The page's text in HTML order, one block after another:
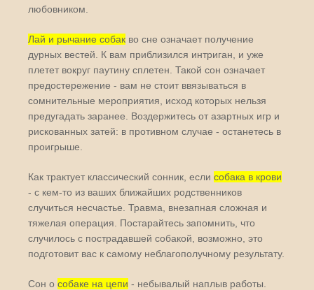
любовником.
Лай и рычание собак во сне означает получение
дурных вестей. К вам приблизился интриган, и уже
плетет вокруг паутину сплетен. Такой сон означает
предостережение - вам не стоит ввязываться в
сомнительные мероприятия, исход которых нельзя
предугадать заранее. Воздержитесь от азартных игр и
рискованных затей: в противном случае - останетесь в
проигрыше.
Как трактует классический сонник, если собака в крови
- с кем-то из ваших ближайших родственников
случиться несчастье. Травма, внезапная сложная и
тяжелая операция. Постарайтесь запомнить, что
случилось с пострадавшей собакой, возможно, это
подготовит вас к самому неблагополучному результату.
Сон о собаке на цепи - небывалый наплыв работы.